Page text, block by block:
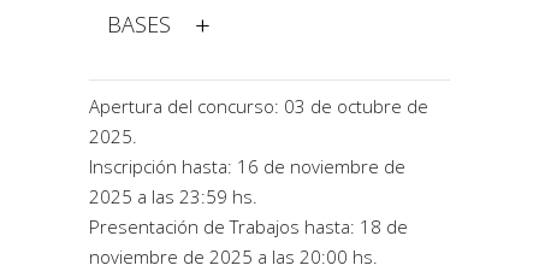
BASES
Apertura del concurso: 03 de octubre de
2025.
Inscripción hasta: 16 de noviembre de
2025 a las 23:59 hs.
Presentación de Trabajos hasta: 18 de
noviembre de 2025 a las 20:00 hs.